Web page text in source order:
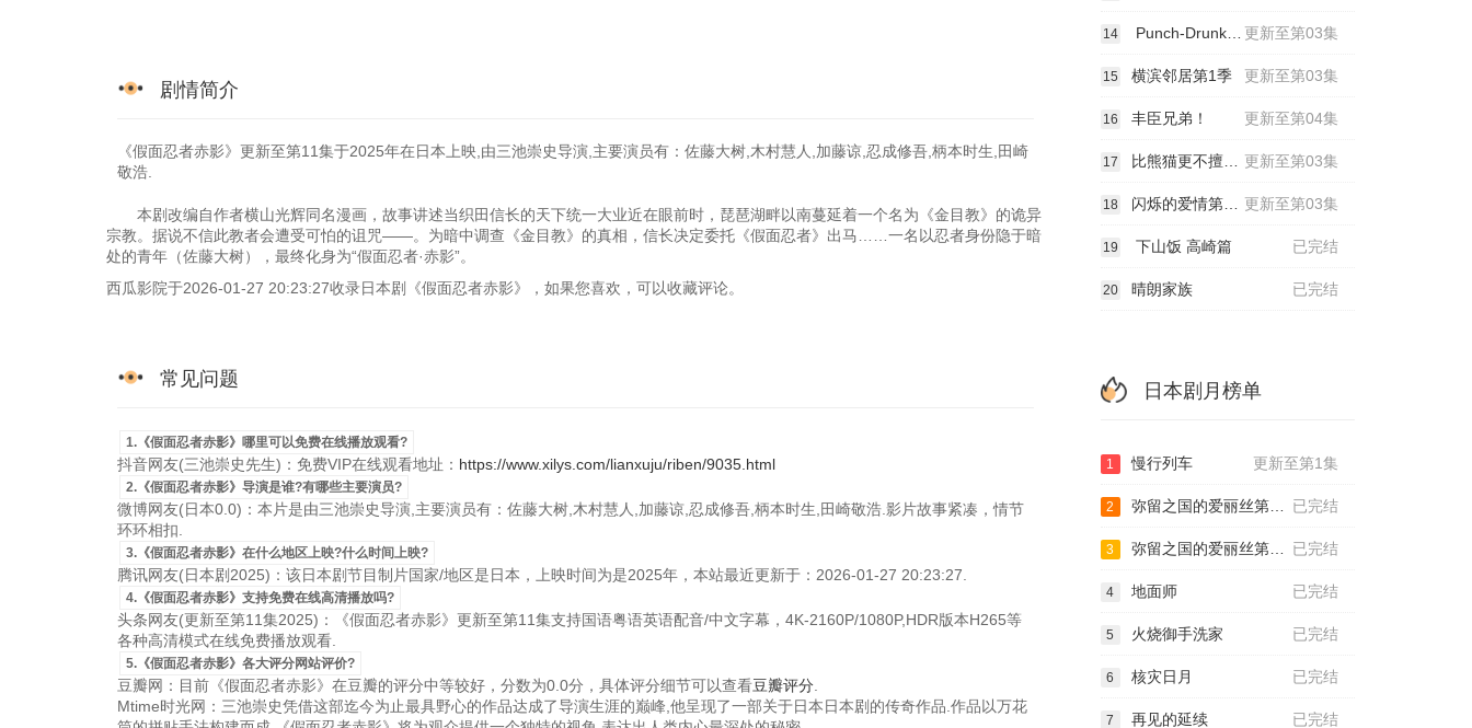
剧情简介
《假面忍者赤影》更新至第11集于2025年在日本上映,由三池崇史导演,主要演员有：佐藤大树,木村慧人,加藤谅,忍成修吾,柄本时生,田崎
敬浩.
本剧改编自作者横山光辉同名漫画，故事讲述当织田信长的天下统一大业近在眼前时，琵琶湖畔以南蔓延着一个名为《金目教》的诡异
宗教。据说不信此教者会遭受可怕的诅咒——。为暗中调查《金目教》的真相，信长决定委托《假面忍者》出马……一名以忍者身份隐于暗
处的青年（佐藤大树），最终化身为“假面忍者·赤影”。
西瓜影院于2026-01-27 20:23:27收录日本剧《假面忍者赤影》，如果您喜欢，可以收藏评论。
常见问题
1.《假面忍者赤影》哪里可以免费在线播放观看?
抖音网友(三池崇史先生)：免费VIP在线观看地址： https://www.xilys.com/lianxuju/riben/9035.html
2.《假面忍者赤影》导演是谁?有哪些主要演员?
微博网友(日本0.0)：本片是由三池崇史导演,主要演员有：佐藤大树,木村慧人,加藤谅,忍成修吾,柄本时生,田崎敬浩.影片故事紧凑，情节
环环相扣.
3.《假面忍者赤影》在什么地区上映?什么时间上映?
腾讯网友(日本剧2025)：该日本剧节目制片国家/地区是日本，上映时间为是2025年，本站最近更新于：2026-01-27 20:23:27.
4.《假面忍者赤影》支持免费在线高清播放吗?
头条网友(更新至第11集2025)：《假面忍者赤影》更新至第11集支持国语粤语英语配音/中文字幕，4K-2160P/1080P,HDR版本H265等
各种高清模式在线免费播放观看.
5.《假面忍者赤影》各大评分网站评价?
豆瓣网：目前《假面忍者赤影》在豆瓣的评分中等较好，分数为0.0分，具体评分细节可以查看豆瓣评分
Mtime时光网：三池崇史凭借这部迄今为止最具野心的作品达成了导演生涯的巅峰,他呈现了一部关于日本日本剧的传奇作品.作品以万花
更新至第03集
14 Punch-Drunk Woman-离越狱还有××天-
更新至第03集
15 横滨邻居第1季
更新至第04集
16 丰臣兄弟！
更新至第03集
17 比熊猫更不擅长恋爱的我们
更新至第03集
18 闪烁的爱情第二季
已完结
19 下山饭 高崎篇
已完结
20 晴朗家族
日本剧月榜单
更新至第1集
1 慢行列车
已完结
2 弥留之国的爱丽丝第一季
已完结
3 弥留之国的爱丽丝第二季
已完结
4 地面师
已完结
5 火烧御手洗家
已完结
6 核灾日月
已完结
7 再见的延续